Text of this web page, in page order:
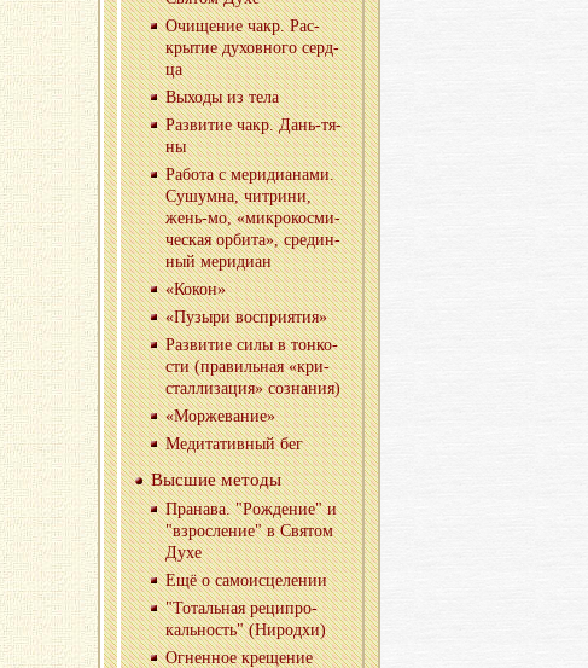
Очи­ще­ние чакр. Рас­
кры­тие ду­хов­но­го серд­
ца
Вы­хо­ды из тела
Раз­ви­тие чакр. Дань-тя­
ны
Ра­бо­та с ме­ри­ди­а­на­ми.
Су­шум­на, чит­ри­ни,
жень-мо, «мик­ро­кос­ми­
че­ская ор­би­та», сре­дин­
ный ме­ри­ди­ан
«Кокон»
«Пу­зы­ри вос­при­я­тия»
Раз­ви­тие силы в тон­ко­
сти (пра­виль­ная «кри­
стал­ли­за­ция» со­зна­ния)
«Мор­же­ва­ние»
Ме­ди­та­тив­ный бег
Выс­шие ме­то­ды
Пра­на­ва. "Рож­де­ние" и
"взрос­ле­ние" в Свя­том
Духе
Ещё о са­мо­ис­це­ле­нии
"То­таль­ная ре­ци­про­
каль­ность" (Ни­род­хи)
Ог­нен­ное кре­ще­ние